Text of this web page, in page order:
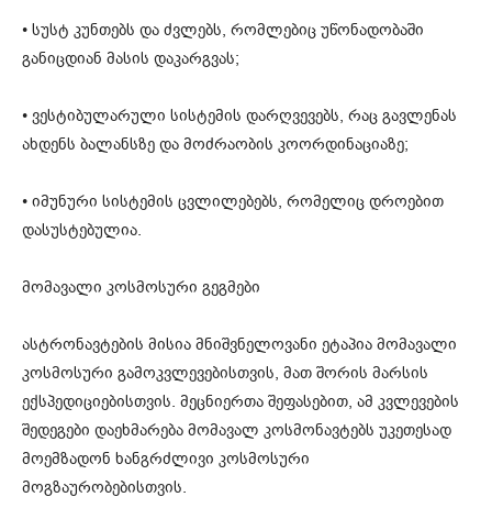
• სუსტ კუნთებს და ძვლებს, რომლებიც უწონადობაში
განიცდიან მასის დაკარგვას;
• ვესტიბულარული სისტემის დარღვევებს, რაც გავლენას
ახდენს ბალანსზე და მოძრაობის კოორდინაციაზე;
• იმუნური სისტემის ცვლილებებს, რომელიც დროებით
დასუსტებულია.
მომავალი კოსმოსური გეგმები
ასტრონავტების მისია მნიშვნელოვანი ეტაპია მომავალი
კოსმოსური გამოკვლევებისთვის, მათ შორის მარსის
ექსპედიციებისთვის. მეცნიერთა შეფასებით, ამ კვლევების
შედეგები დაეხმარება მომავალ კოსმონავტებს უკეთესად
მოემზადონ ხანგრძლივი კოსმოსური
მოგზაურობებისთვის.